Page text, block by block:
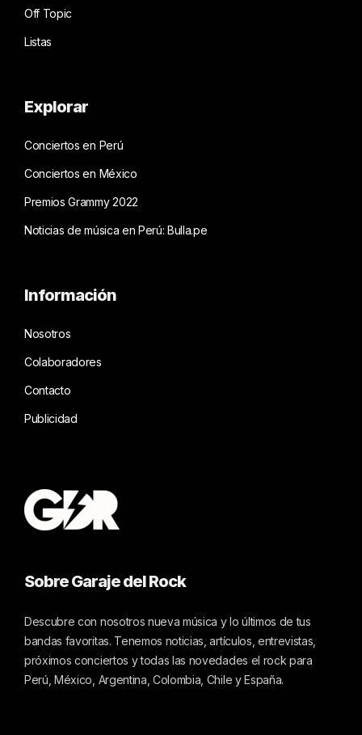
Off Topic
Listas
Explorar
Conciertos en Perú
Conciertos en México
Premios Grammy 2022
Noticias de música en Perú: Bulla.pe
Información
Nosotros
Colaboradores
Contacto
Publicidad
Sobre Garaje del Rock
Descubre con nosotros nueva música y lo últimos de tus
bandas favoritas. Tenemos noticias, artículos, entrevistas,
próximos conciertos y todas las novedades el rock para
Perú, México, Argentina, Colombia, Chile y España.